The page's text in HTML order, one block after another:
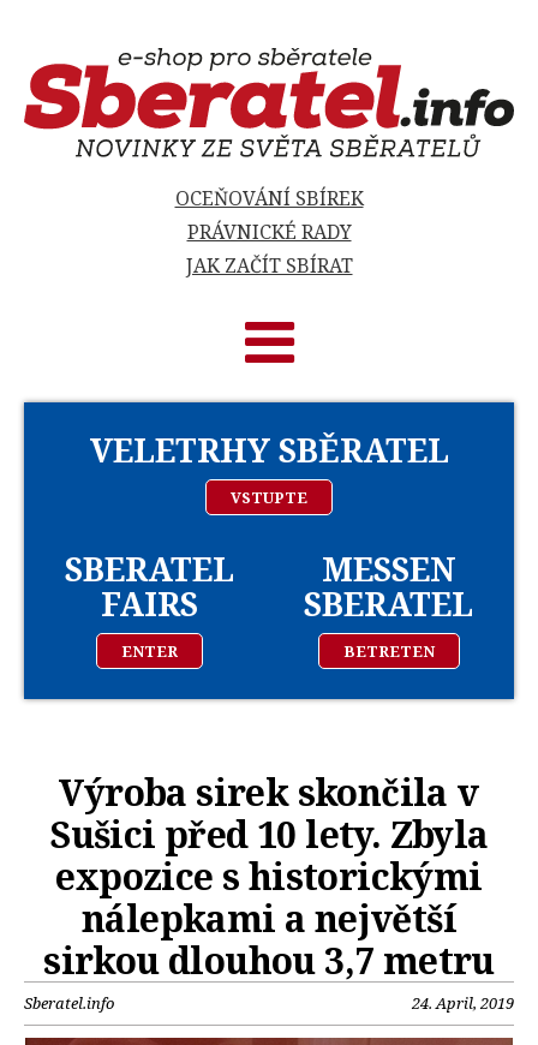
OCEŇOVÁNÍ SBÍREK
PRÁVNICKÉ RADY
JAK ZAČÍT SBÍRAT
VELETRHY SBĚRATEL
VSTUPTE
SBERATEL
FAIRS
ENTER
MESSEN
SBERATEL
BETRETEN
Výroba sirek skončila v
Sušici před 10 lety. Zbyla
expozice s historickými
nálepkami a největší
sirkou dlouhou 3,7 metru
Sberatel.info 24. April, 2019